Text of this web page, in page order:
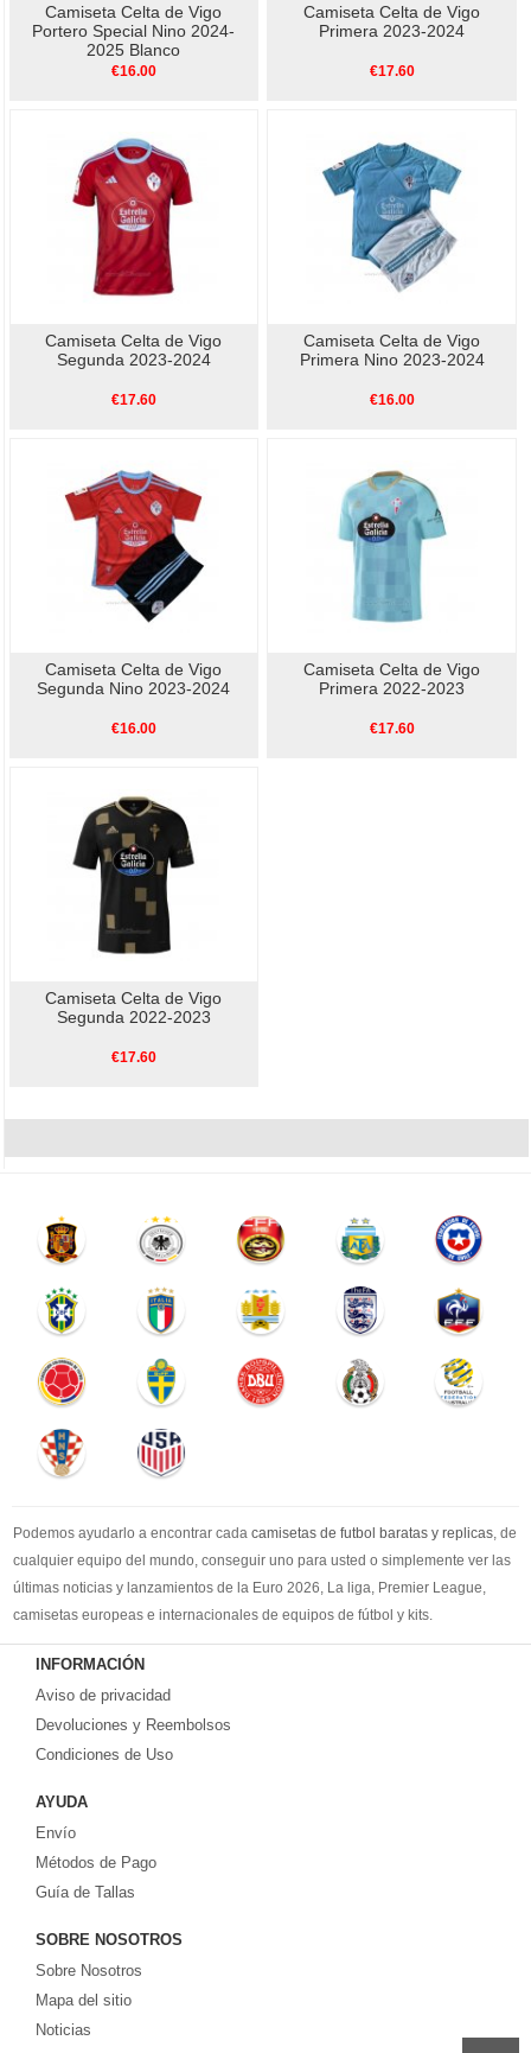
Camiseta Celta de Vigo
Portero Special Nino 2024-
2025 Blanco
€16.00
Camiseta Celta de Vigo
Primera 2023-2024
€17.60
Camiseta Celta de Vigo
Segunda 2023-2024
€17.60
Camiseta Celta de Vigo
Primera Nino 2023-2024
€16.00
Camiseta Celta de Vigo
Segunda Nino 2023-2024
€16.00
Camiseta Celta de Vigo
Primera 2022-2023
€17.60
Camiseta Celta de Vigo
Segunda 2022-2023
€17.60
Podemos ayudarlo a encontrar cada camisetas de futbol baratas y replicas , de
cualquier equipo del mundo, conseguir uno para usted o simplemente ver las
últimas noticias y lanzamientos de la Euro 2026, La liga, Premier League,
camisetas europeas e internacionales de equipos de fútbol y kits.
Comprecamisetas de futbol baratasen la tienda deportiva más grande de
Europa. ¡Grandes ofertas en todas las camisetas del club de fútbol, ​​kits
europeos e internacionales, todo a los precios más bajos!
Compre nuestra gran selección de
equipaciones, camisetas y un portero a partir de €17.6. Diseños de fútbol
INFORMACIÓN
Aviso de privacidad
Devoluciones y Reembolsos
Condiciones de Uso
AYUDA
Envío
Métodos de Pago
Guía de Tallas
SOBRE NOSOTROS
Sobre Nosotros
Mapa del sitio
Noticias